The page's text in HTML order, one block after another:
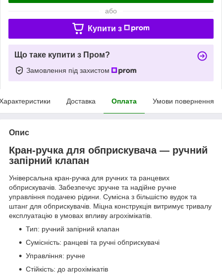
або
Купити з
Що таке купити з Пром?
Замовлення під захистом
Доставка Оплата Умови повернення
Опис
Кран-ручка для обприскувача — ручний
запірний клапан
Універсальна кран-ручка для ручних та ранцевих
обприскувачів. Забезпечує зручне та надійне ручне
управління подачею рідини. Сумісна з більшістю вудок та
штанг для обприскувачів. Міцна конструкція витримує тривалу
експлуатацію в умовах впливу агрохімікатів.
Тип: ручний запірний клапан
Сумісність: ранцеві та ручні обприскувачі
Управління: ручне
Стійкість: до агрохімікатів